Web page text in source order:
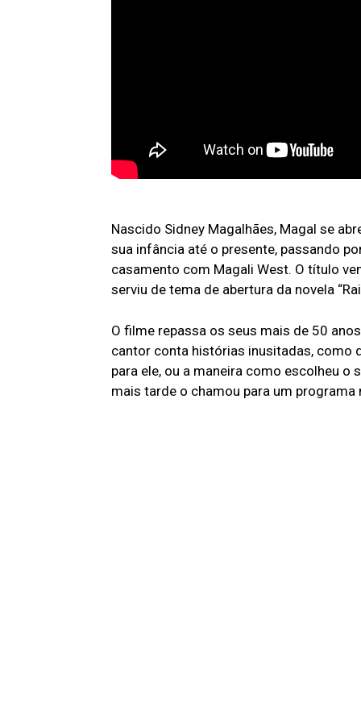
Nascido Sidney Magalhães, Magal se
sua infância até o presente, passando
casamento com Magali West. O título
serviu de tema de abertura da novela
O filme repassa os seus mais de 50
cantor conta histórias inusitadas, como
para ele, ou a maneira como escolheu o
mais tarde o chamou para um programa